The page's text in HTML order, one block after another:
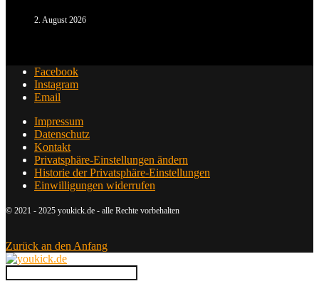
2. August 2026
Facebook
Instagram
Email
Impressum
Datenschutz
Kontakt
Privatsphäre-Einstellungen ändern
Historie der Privatsphäre-Einstellungen
Einwilligungen widerrufen
© 2021 - 2025 youkick.de - alle Rechte vorbehalten
Zurück an den Anfang